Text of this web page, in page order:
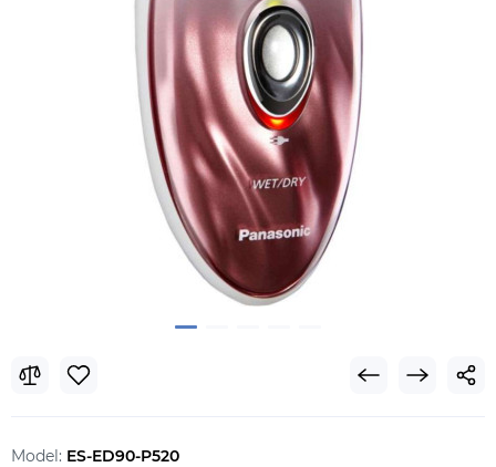
Model: ES-ED90-P520